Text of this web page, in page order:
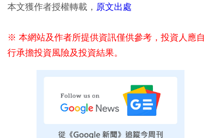
本文獲作者授權轉載， 原文出處
※ 本網站及作者所提供資訊僅供參考，投資人應自
行承擔投資風險及投資結果。